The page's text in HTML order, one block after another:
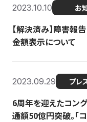
2023.10.10 お
【解決済み】障害報
金額表示について
2023.09.29 プレ
6周年を迎えたコン
通額50億円突破。「